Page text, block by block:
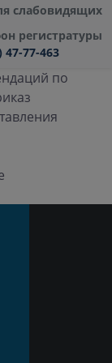
слабовидящих
регистратуры
47-77-463
по